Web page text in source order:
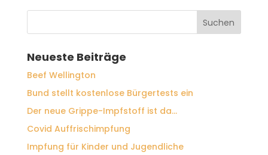
Neueste Beiträge
Beef Wellington
Bund stellt kostenlose Bürgertests ein
Der neue Grippe-Impfstoff ist da…
Covid Auffrischimpfung
Impfung für Kinder und Jugendliche